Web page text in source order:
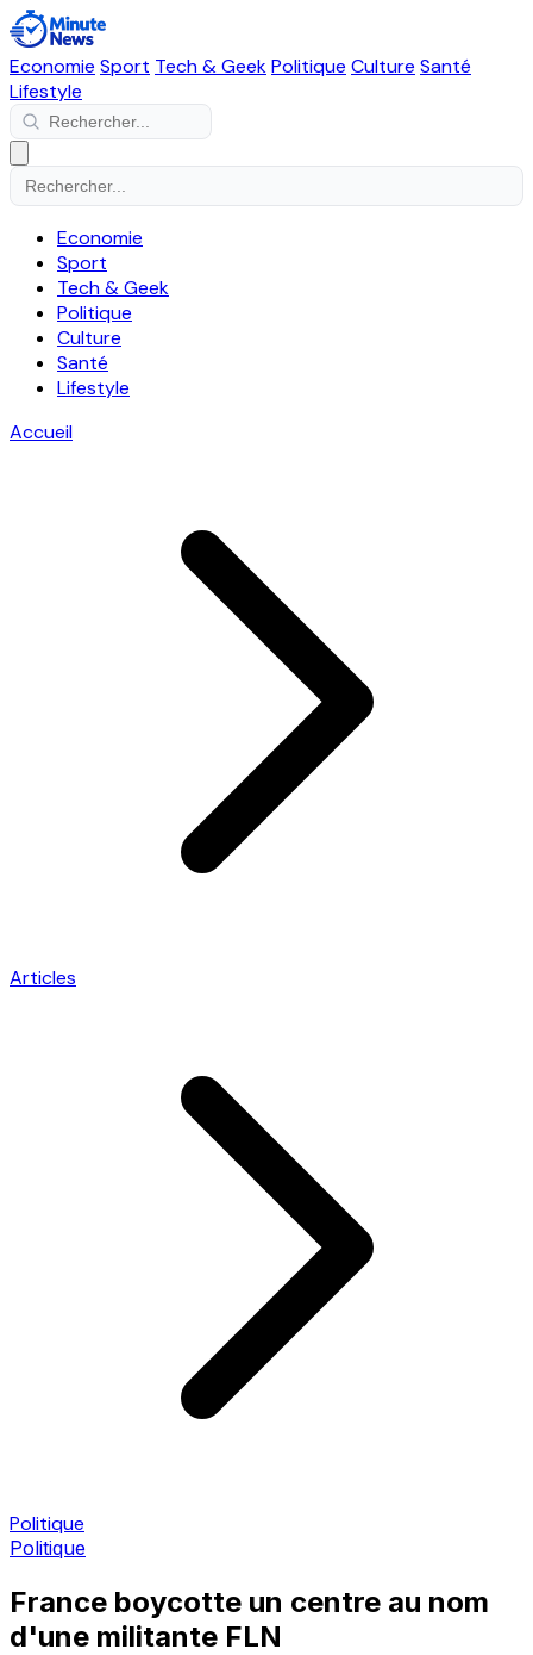
Economie Sport Tech & GeekPolitique Culture Santé
Lifestyle
Economie
Sport
Tech & Geek
Politique
Culture
Santé
Lifestyle
Accueil
Articles
Politique
Politique
France boycotte un centre au nom
d'une militante FLN